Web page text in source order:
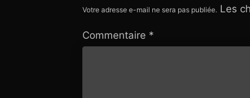
Votre adresse e-mail ne sera pas publiée. Les
Commentaire *